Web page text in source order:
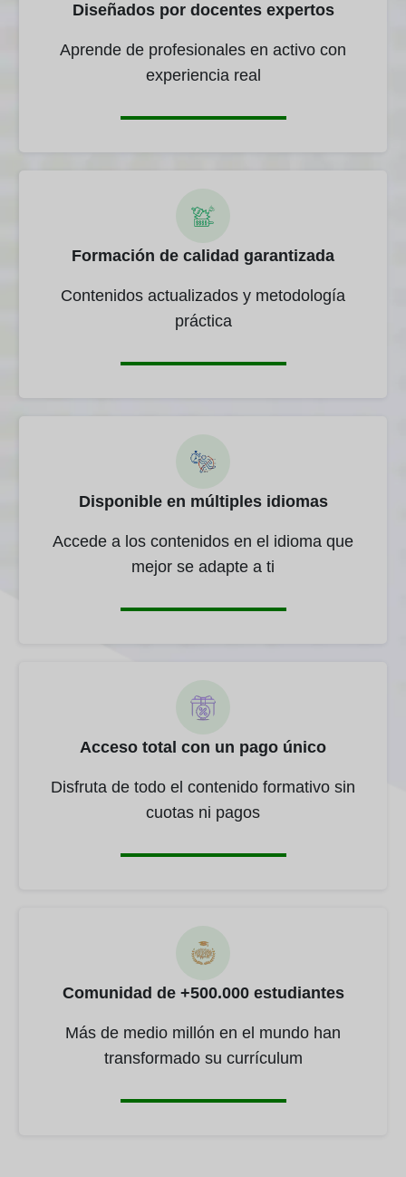
Diseñados por docentes expertos
Aprende de profesionales en activo con
experiencia real
Formación de calidad garantizada
Contenidos actualizados y metodología
práctica
Disponible en múltiples idiomas
Accede a los contenidos en el idioma que
mejor se adapte a ti
Acceso total con un pago único
Disfruta de todo el contenido formativo sin
cuotas ni pagos
Comunidad de +500.000 estudiantes
Más de medio millón en el mundo han
transformado su currículum